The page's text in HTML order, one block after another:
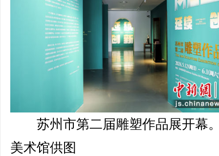
苏州市第二届雕塑作品展开幕
美术馆供图